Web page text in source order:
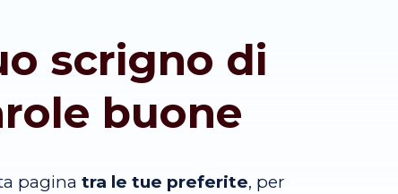
scrigno di
buone
pagina tra le tue preferite, per